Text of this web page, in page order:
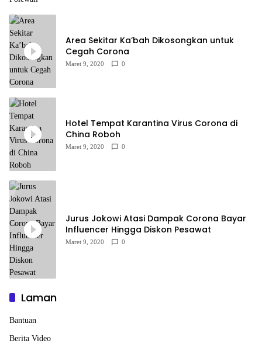
Area Sekitar Ka’bah Dikosongkan untuk
Cegah Corona
Maret 9, 2020 0
Hotel Tempat Karantina Virus Corona di
China Roboh
Maret 9, 2020 0
Jurus Jokowi Atasi Dampak Corona Bayar
Influencer Hingga Diskon Pesawat
Maret 9, 2020 0
Laman
Bantuan
Berita Video